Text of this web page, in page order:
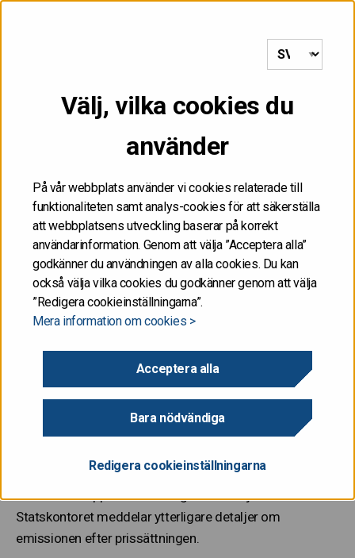
Välj, vilka cookies du
använder
På vår webbplats använder vi cookies relaterade till
funktionaliteten samt analys-cookies för att säkerställa
att webbplatsens utveckling baserar på korrekt
användarinformation. Genom att välja ”Acceptera alla”
godkänner du användningen av alla cookies. Du kan
också välja vilka cookies du godkänner genom att välja
”Redigera cookieinställningarna”.
Mera information om cookies >
Acceptera alla
Bara nödvändiga
Redigera cookieinställningarna
MENY
/Staten emitterar ett nytt 30-årigt referenslån
Staten emitterar ett nytt
30-årigt referenslån
Staten emitterar ett nytt 30-årigt referenslån på 3
2055.
Emissionens huvudarrangörer är Barclays, BofA
Securities, Danske Bank, Deutsche Bank och Goldman
Orderboken öppnades onsdagen den 17 januari 2024.
Statskontoret meddelar ytterligare detaljer om
emissionen efter prissättningen.